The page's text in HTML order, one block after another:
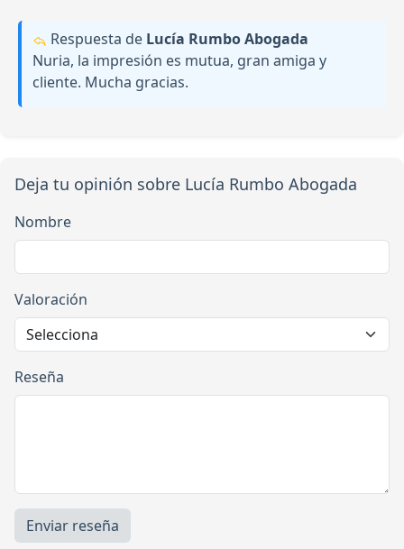
Respuesta de Lucía Rumbo Abogada
Nuria, la impresión es mutua, gran amiga y
cliente. Mucha gracias.
Deja tu opinión sobre Lucía Rumbo Abogada
Nombre
Valoración
Reseña
Enviar reseña